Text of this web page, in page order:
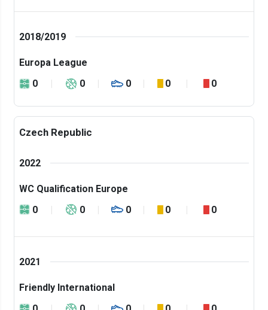
2018/2019
Europa League
0
0 0 0 0
Czech Republic
2022
WC Qualification Europe
0
0 0 0 0
2021
Friendly International